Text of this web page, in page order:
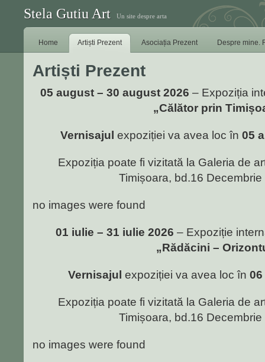
Stela Gutiu Art Un site despre arta
Home Artiști Prezent Asociația Prezent Despre mine.
Artiști Prezent
05 august – 30 august 2026 – Expoziția
„Călător prin
Vernisajul expoziției va avea loc în 05
Expoziția poate fi vizitată la Galeria de
Timișoara, bd.16 Decembrie
no images were found
01 iulie – 31 iulie 2026 – Expoziție
„Rădăcini –
Vernisajul expoziției va avea loc în
Expoziția poate fi vizitată la Galeria de
Timișoara, bd.16 Decembrie
no images were found